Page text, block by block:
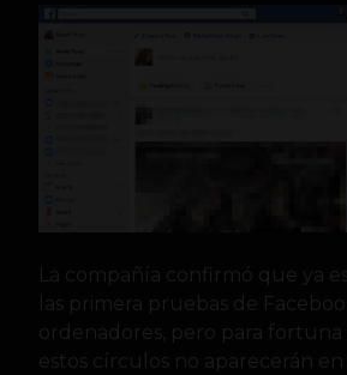
La compañía confirmó que ya
las primera pruebas de
ordenadores, pero para fortuna
estos círculos no aparecerán